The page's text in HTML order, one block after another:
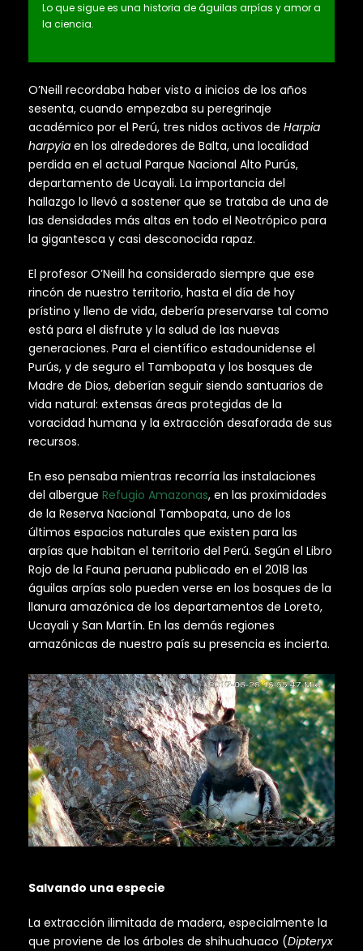
Lo que sigue es una historia de águilas arpías y amor a
la ciencia.
O’Neill recordaba haber visto a inicios de los años
sesenta, cuando empezaba su peregrinaje
académico por el Perú, tres nidos activos de Harpia
harpyia en los alrededores de Balta, una localidad
perdida en el actual Parque Nacional Alto Purús,
departamento de Ucayali. La importancia del
hallazgo lo llevó a sostener que se trataba de una de
las densidades más altas en todo el Neotrópico para
la gigantesca y casi desconocida rapaz.
El profesor O’Neill ha considerado siempre que ese
rincón de nuestro territorio, hasta el día de hoy
prístino y lleno de vida, debería preservarse tal como
está para el disfrute y la salud de las nuevas
generaciones. Para el científico estadounidense el
Purús, y de seguro el Tambopata y los bosques de
Madre de Dios, deberían seguir siendo santuarios de
vida natural: extensas áreas protegidas de la
voracidad humana y la extracción desaforada de sus
recursos.
En eso pensaba mientras recorría las instalaciones
del albergue Refugio Amazonas, en las proximidades
de la Reserva Nacional Tambopata, uno de los
últimos espacios naturales que existen para las
arpías que habitan el territorio del Perú. Según el Libro
Rojo de la Fauna peruana publicado en el 2018 las
águilas arpías solo pueden verse en los bosques de la
llanura amazónica de los departamentos de Loreto,
Ucayali y San Martín. En las demás regiones
amazónicas de nuestro país su presencia es incierta.
Salvando una especie
La extracción ilimitada de madera, especialmente la
que proviene de los árboles de shihuahuaco (Dipteryx